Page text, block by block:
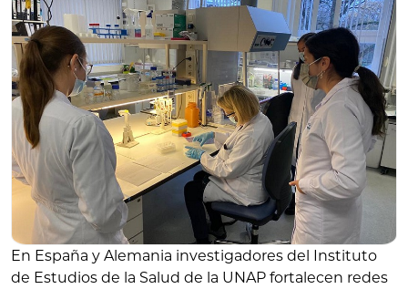
En España y Alemania investigadores del Instituto
de Estudios de la Salud de la UNAP fortalecen redes